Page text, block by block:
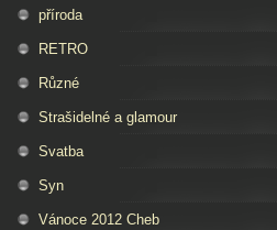
příroda
RETRO
Různé
Strašidelné a glamour
Svatba
Syn
Vánoce 2012 Cheb